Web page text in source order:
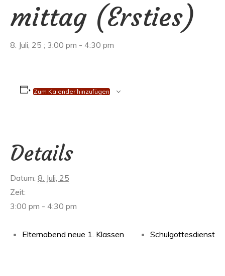
mittag (Ersties)
8. Juli, 25 ; 3:00 pm - 4:30 pm
Zum Kalender hinzufügen
Details
Datum: 8. Juli, 25
Zeit:
3:00 pm - 4:30 pm
Elternabend neue 1. Klassen Schulgottesdienst